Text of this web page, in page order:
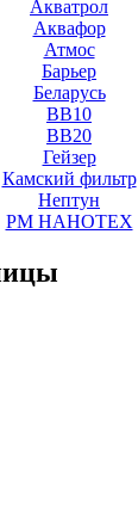
Акватрол
Аквафор
Атмос
Барьер
Беларусь
ВВ10
ВВ20
Гейзер
Камский фильтр
Нептун
РМ НАНОТЕХ